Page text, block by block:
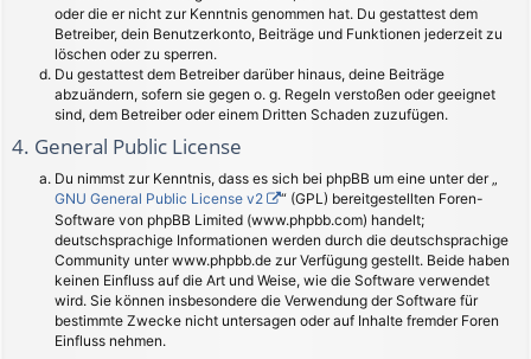
oder die er nicht zur Kenntnis genommen hat. Du gestattest dem
Betreiber, dein Benutzerkonto, Beiträge und Funktionen jederzeit zu
löschen oder zu sperren.
Du gestattest dem Betreiber darüber hinaus, deine Beiträge
abzuändern, sofern sie gegen o. g. Regeln verstoßen oder geeignet
sind, dem Betreiber oder einem Dritten Schaden zuzufügen.
4. General Public License
Du nimmst zur Kenntnis, dass es sich bei phpBB um eine unter der „
GNU General Public License v2
“ (GPL) bereitgestellten Foren-
Software von phpBB Limited (www.phpbb.com) handelt;
deutschsprachige Informationen werden durch die deutschsprachige
Community unter www.phpbb.de zur Verfügung gestellt. Beide haben
keinen Einfluss auf die Art und Weise, wie die Software verwendet
wird. Sie können insbesondere die Verwendung der Software für
bestimmte Zwecke nicht untersagen oder auf Inhalte fremder Foren
Einfluss nehmen.